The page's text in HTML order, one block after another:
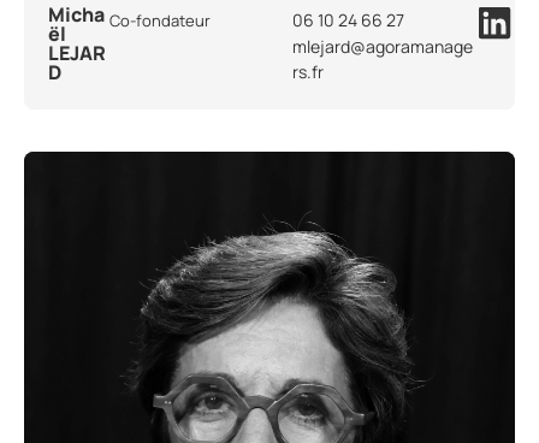
Micha
ël
LEJAR
D
Co-fondateur
06 10 24 66 27
mlejard@agoramanage
rs.fr